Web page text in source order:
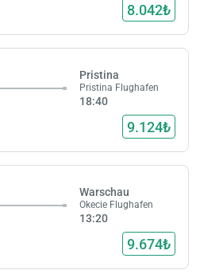
8.042₺
Pristina
Pristina Flughafen
18:40
9.124₺
Warschau
Okecie Flughafen
13:20
9.674₺